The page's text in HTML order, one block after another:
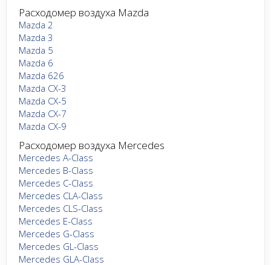
Расходомер воздуха Mazda
Mazda 2
Mazda 3
Mazda 5
Mazda 6
Mazda 626
Mazda CX-3
Mazda CX-5
Mazda CX-7
Mazda CX-9
Расходомер воздуха Mercedes
Mercedes A-Class
Mercedes B-Class
Mercedes C-Class
Mercedes CLA-Class
Mercedes CLS-Class
Mercedes E-Class
Mercedes G-Class
Mercedes GL-Class
Mercedes GLA-Class